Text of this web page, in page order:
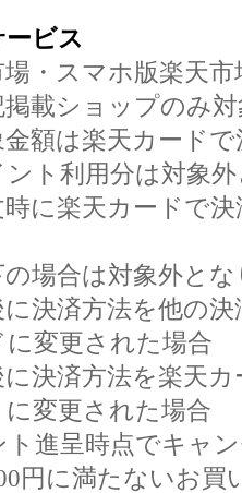
ビス
場・スマホ版楽天
掲載ショップのみ
金額は楽天カード
ント利用分は対象
時に楽天カードで
の場合は対象外と
に決済方法を他の
に変更された場合
に決済方法を楽天
に変更された場合
ト進呈時点でキャ
円に満たないお買